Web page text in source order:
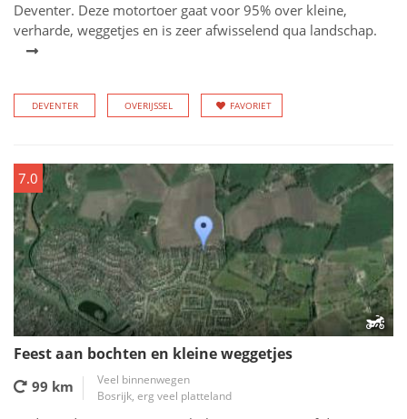
Deventer. Deze motortoer gaat voor 95% over kleine,
verharde, weggetjes en is zeer afwisselend qua landschap.
DEVENTER OVERIJSSEL FAVORIET
7.0
Feest aan bochten en kleine weggetjes
99 km
Veel binnenwegen
Bosrijk, erg veel platteland